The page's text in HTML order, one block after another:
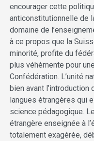
encourager cette
anticonstitutionnelle de
domaine de
à ce propos que la
minorité, profite du
plus véhémente pour
Confédération. L’unité
bien avant l’introduction
langues étrangères qui
science pédagogique.
étrangère enseignée à
totalement exagérée,